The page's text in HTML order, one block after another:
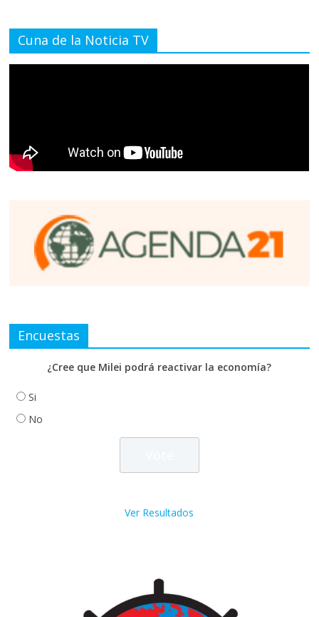
Cuna de la Noticia TV
Encuestas
¿Cree que Milei podrá reactivar la economía?
Si
No
Ver Resultados